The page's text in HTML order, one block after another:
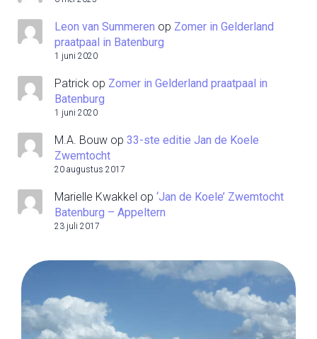
Leon van Summeren op Zomer in Gelderland
praatpaal in Batenburg
1 juni 2020
Patrick op Zomer in Gelderland praatpaal in
Batenburg
1 juni 2020
M.A. Bouw op 33-ste editie Jan de Koele
Zwemtocht
20 augustus 2017
Marielle Kwakkel op ‘Jan de Koele’ Zwemtocht
Batenburg – Appeltern
23 juli 2017